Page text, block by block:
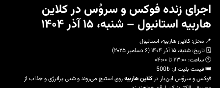
اجرای زنده فوکس و سروُس در کلاین
هاربیه استانبول – شنبه، ۱۵ آذر ۱۴۰۴
📍 محل: کلاین هاربیه، استانبول
🗓️ تاریخ: شنبه، ۱۵ آذر ۱۴۰۴ (۶ دسامبر ۲۰۲۵)
🕚 ساعت: ۲۳:۰۰ تا ۰۴:۰۰
🎟️ قیمت بلیت از: ₺500
فوکس و سروُس این‌بار درکلاین هاربیهروی استیج می‌روند و شبی پرانرژی و جذاب از